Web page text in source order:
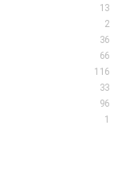
13
2
36
66
116
33
96
1